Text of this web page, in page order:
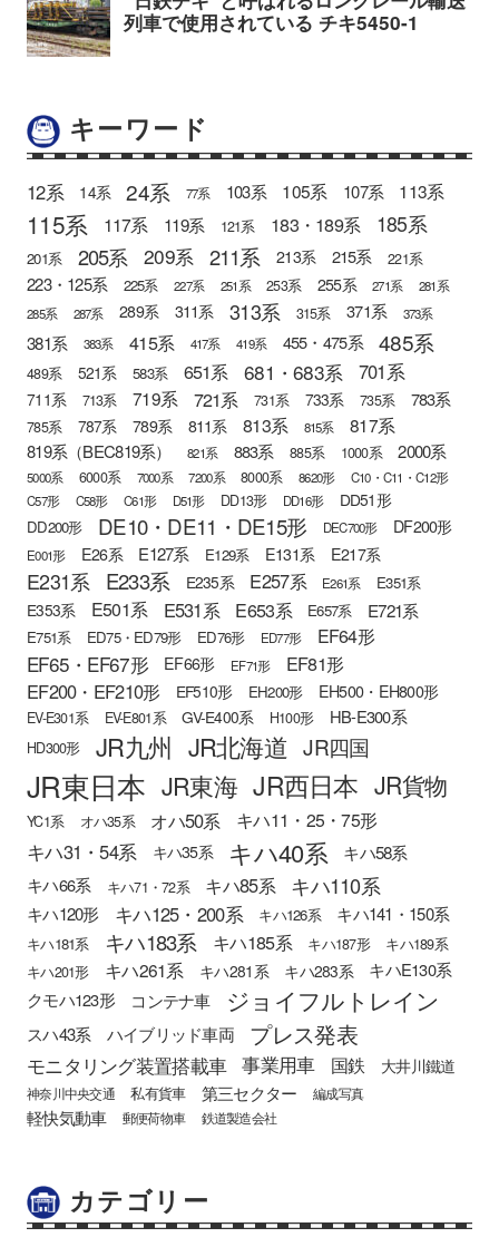
キーワード
12系 14系 24系 77系 103系 105系 107系 113系
115系 117系 119系 121系 183・189系 185系
201系 205系 209系 211系 213系 215系 221系
223・125系 225系 227系 251系 253系 255系 271系
281系
285系
287系 289系 311系 313系 315系 371系 373系
381系 383系 415系 417系 419系 455・475系 485系
489系 521系 583系 651系 681・683系 701系
711系 713系 719系 721系 731系 733系 735系 783系
785系 787系 789系 811系 813系 815系 817系
819系（BEC819系） 821系 883系 885系 1000系 2000系
5000系 6000系 7000系 7200系 8000系 8620形
C10・C11・C12形
C57形
C58形 C61形 D51形 DD13形 DD16形 DD51形
DD200形 DE10・DE11・DE15形 DEC700形 DF200形
E001形 E26系 E127系 E129系 E131系 E217系
E231系 E233系 E235系 E257系 E261系 E351系
E353系 E501系 E531系 E653系 E657系 E721系
E751系 ED75・ED79形 ED76形 ED77形 EF64形
EF65・EF67形 EF66形 EF71形
EF81形
EF200・EF210形
EF510形 EH200形 EH500・EH800形
EV-E301系 EV-E801系 GV-E400系 H100形 HB-E300系
HD300形 JR九州 JR北海道 JR四国
JR東日本 JR東海 JR西日本 JR貨物
YC1系 オハ35系 オハ50系 キハ11・25・75形
キハ31・54系 キハ35系 キハ40系 キハ58系
キハ66系 キハ71・72系 キハ85系 キハ110系
キハ120形 キハ125・200系 キハ126系 キハ141・150系
キハ181系 キハ183系 キハ185系 キハ187形
キハ189系
キハ201形
キハ261系 キハ281系 キハ283系
キハE130系
クモハ123形
コンテナ車 ジョイフルトレイン
スハ43系 ハイブリッド車両 プレス発表
モニタリング装置搭載車 事業用車 国鉄 大井川鐵道
神奈川中央交通 私有貨車 第三セクター 編成写真
軽快気動車 郵便荷物車 鉄道製造会社
カテゴリー